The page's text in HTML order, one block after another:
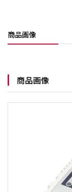
商品画像
商品画像